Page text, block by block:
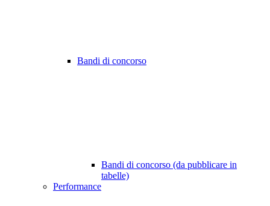
Bandi di concorso
Bandi di concorso (da pubblicare in
tabelle)
Performance